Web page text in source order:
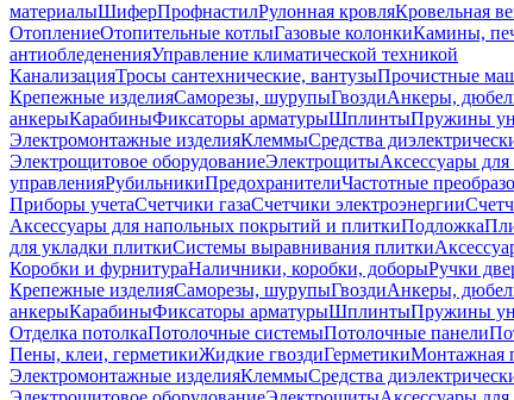
материалыШиферПрофнастилРулонная кровляКровельная
ОтоплениеОтопительные котлыГазовые колонкиКамины,
антиобледененияУправление климатической техникой
КанализацияТросы сантехнические, вантузыПрочистные
Крепежные изделияСаморезы, шурупыГвоздиАнкеры,
анкерыКарабиныФиксаторы арматурыШплинтыПружины
Электромонтажные изделияКлеммыСредства
Электрощитовое оборудованиеЭлектрощитыАксессуары
управленияРубильникиПредохранителиЧастотные
Приборы учетаСчетчики газаСчетчики электроэнергии
Аксессуары для напольных покрытий и плиткиПодложка
для укладки плиткиСистемы выравнивания плитки
Коробки и фурнитураНаличники, коробки, доборыРучки
Крепежные изделияСаморезы, шурупыГвоздиАнкеры,
анкерыКарабиныФиксаторы арматурыШплинтыПружины
Отделка потолкаПотолочные системыПотолочные панели
Пены, клеи, герметикиЖидкие гвоздиГерметикиМонтажная
Электромонтажные изделияКлеммыСредства